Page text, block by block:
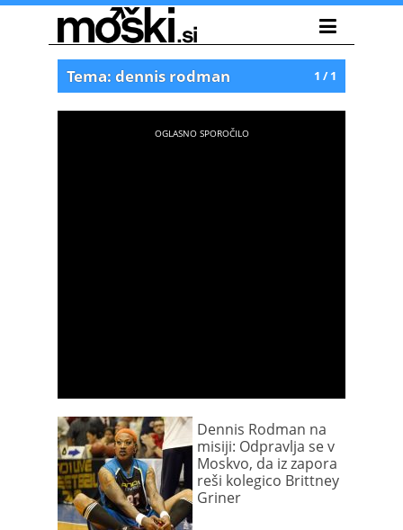
1 / 1
Tema: dennis rodman
Dennis Rodman na
misiji: Odpravlja se v
Moskvo, da iz zapora
reši kolegico Brittney
Griner